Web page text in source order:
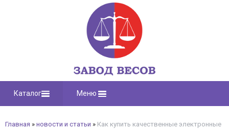
Каталог Меню
Главная » новости и статьи » Как купить качественные электронные